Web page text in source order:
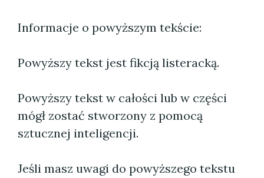
Informacje o powyższym tekście:
Powyższy tekst jest fikcją listeracką.
Powyższy tekst w całości lub w części
mógł zostać stworzony z pomocą
sztucznej inteligencji.
Jeśli masz uwagi do powyższego tekstu